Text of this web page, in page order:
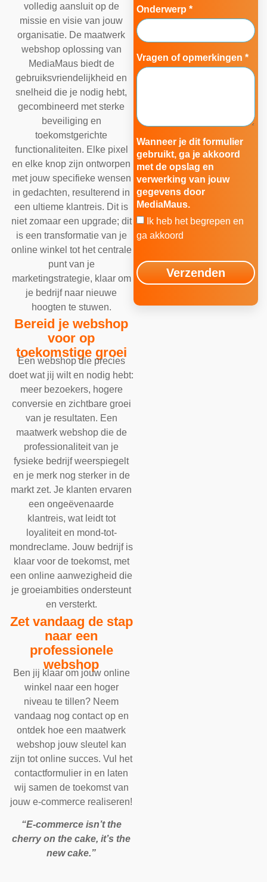
volledig aansluit op de
missie en visie van jouw
organisatie. De maatwerk
webshop oplossing van
MediaMaus biedt de
gebruiksvriendelijkheid en
snelheid die je nodig hebt,
gecombineerd met sterke
beveiliging en
toekomstgerichte
functionaliteiten. Elke pixel
en elke knop zijn ontworpen
met jouw specifieke wensen
in gedachten, resulterend in
een ultieme klantreis. Dit is
niet zomaar een upgrade; dit
is een transformatie van je
online winkel tot het centrale
punt van je
marketingstrategie, klaar om
je bedrijf naar nieuwe
hoogten te stuwen.
Bereid je webshop
voor op
toekomstige groei
Een webshop die precies
doet wat jij wilt en nodig hebt:
meer bezoekers, hogere
conversie en zichtbare groei
van je resultaten. Een
maatwerk webshop die de
professionaliteit van je
fysieke bedrijf weerspiegelt
en je merk nog sterker in de
markt zet. Je klanten ervaren
een ongeëvenaarde
klantreis, wat leidt tot
loyaliteit en mond-tot-
mondreclame. Jouw bedrijf is
klaar voor de toekomst, met
een online aanwezigheid die
je groeiambities ondersteunt
en versterkt.
Zet vandaag de stap
naar een
professionele
webshop
Ben jij klaar om jouw online
winkel naar een hoger
niveau te tillen? Neem
vandaag nog contact op en
ontdek hoe een maatwerk
webshop jouw sleutel kan
zijn tot online succes. Vul het
contactformulier in en laten
wij samen de toekomst van
jouw e-commerce realiseren!
“E-commerce isn’t the
cherry on the cake, it’s the
new cake.”
Onderwerp *
Vragen of opmerkingen *
Wanneer je dit formulier
gebruikt, ga je akkoord
met de opslag en
verwerking van jouw
gegevens door
MediaMaus.
Ik heb het begrepen en
ga akkoord
Verzenden